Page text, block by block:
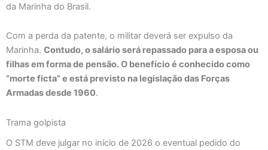
da Marinha do Brasil.
Com a perda da patente, o militar deverá ser expulso da
Marinha. Contudo, o salário será repassado para a esposa ou
filhas em forma de pensão. O benefício é conhecido como
“morte ficta” e está previsto na legislação das Forças
Armadas desde 1960.
Trama golpista
O STM deve julgar no início de 2026 o eventual pedido do